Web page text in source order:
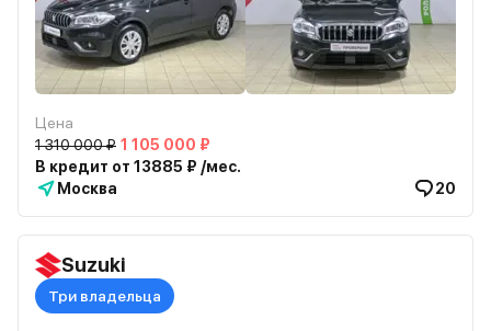
Цена
1 310 000 ₽ 1 105 000 ₽
В кредит от 13885 ₽ /мес.
Москва
20
Suzuki
Три владельца